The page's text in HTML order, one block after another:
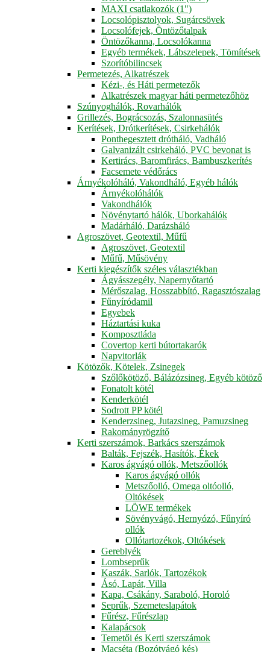
MAXI csatlakozók (1")
Locsolópisztolyok, Sugárcsövek
Locsolófejek, Öntözőtalpak
Öntözőkanna, Locsolókanna
Egyéb termékek, Lábszelepek, Tömítések
Szorítóbilincsek
Permetezés, Alkatrészek
Kézi-, és Háti permetezők
Alkatrészek magyar háti permetezőhöz
Szúnyoghálók, Rovarhálók
Grillezés, Bográcsozás, Szalonnasütés
Kerítések, Drótkerítések, Csirkehálók
Ponthegesztett drótháló, Vadháló
Galvanizált csirkeháló, PVC bevonat is
Kertirács, Baromfirács, Bambuszkerítés
Facsemete védőrács
Árnyékolóháló, Vakondháló, Egyéb hálók
Árnyékolóhálók
Vakondhálók
Növénytartó hálók, Uborkahálók
Madárháló, Darázsháló
Agroszövet, Geotextil, Műfű
Agroszövet, Geotextil
Műfű, Műsövény
Kerti kiegészítők széles választékban
Ágyásszegély, Napernyőtartó
Mérőszalag, Hosszabbító, Ragasztószalag
Fűnyíródamil
Egyebek
Háztartási kuka
Komposztláda
Covertop kerti bútortakarók
Napvitorlák
Kötözők, Kötelek, Zsinegek
Szőlőkötöző, Bálázózsineg, Egyéb kötöző
Fonatolt kötél
Kenderkötél
Sodrott PP kötél
Kenderzsineg, Jutazsineg, Pamuzsineg
Rakományrögzítő
Kerti szerszámok, Barkács szerszámok
Balták, Fejszék, Hasítók, Ékek
Karos ágvágó ollók, Metszőollók
Karos ágvágó ollók
Metszőolló, Omega oltóolló,
Oltókések
LÖWE termékek
Sövényvágó, Hernyózó, Fűnyíró
ollók
Ollótartozékok, Oltókések
Gereblyék
Lombseprűk
Kaszák, Sarlók, Tartozékok
Ásó, Lapát, Villa
Kapa, Csákány, Saraboló, Horoló
Seprűk, Szemeteslapátok
Fűrész, Fűrészlap
Kalapácsok
Temetői és Kerti szerszámok
Macséta (Bozótvágó kés)